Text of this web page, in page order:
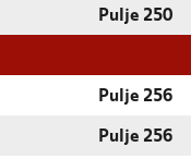
Pulje 250
Pulje 256
Pulje 256